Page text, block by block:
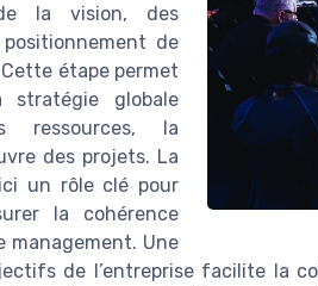
la vision, des
de
étape permet
stratégie globale
ressources, la
des projets. La
un rôle clé pour
la cohérence
management. Une
de l’entreprise facilite la